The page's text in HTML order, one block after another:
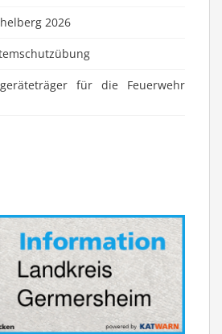
2026
für die Feuerwehr